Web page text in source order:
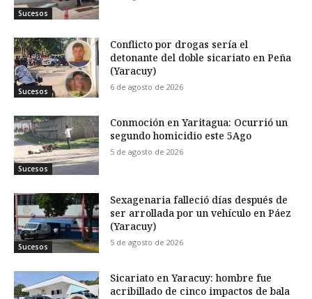
Sucesos
Sucesos
Conflicto por drogas sería el
detonante del doble sicariato en Peña
(Yaracuy)
6 de agosto de 2026
Sucesos
Conmoción en Yaritagua: Ocurrió un
segundo homicidio este 5Ago
5 de agosto de 2026
Sucesos
Sexagenaria falleció días después de
ser arrollada por un vehículo en Páez
(Yaracuy)
5 de agosto de 2026
Sicariato en Yaracuy: hombre fue
acribillado de cinco impactos de bala